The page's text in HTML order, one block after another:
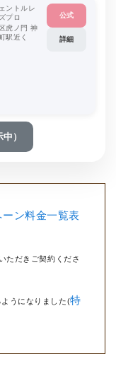
ントルレ
プロ
虎ノ門 神
駅近く
公式
詳細
）
ン料金一覧表
ただきご契約くださ
うになりました(特